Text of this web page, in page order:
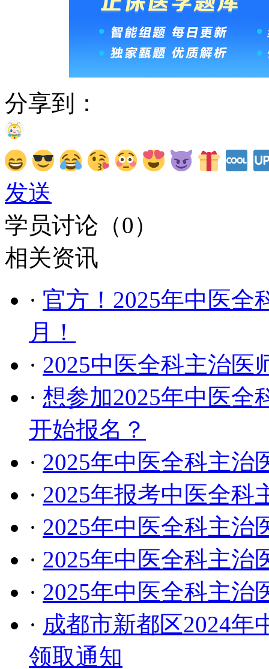
分享到：
发送
学员讨论（0）
相关资讯
· 官方！2025年中医全
月！
· 2025中医全科主治医
· 想参加2025年中医全
开始报名？
· 2025年中医全科主治
· 2025年报考中医全科
· 2025年中医全科主治
· 2025年中医全科主治
· 2025年中医全科主治
· 成都市新都区2024年
领取通知